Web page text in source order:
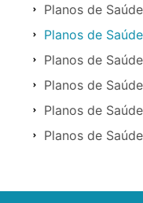
Planos de
Planos de
Planos de
Planos de
Planos de
Planos de